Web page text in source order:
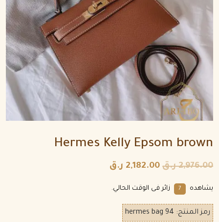
Hermes Kelly Epsom brown
2,976.00 ر.ق 2,182.00 ر.ق
يشاهده 7 زائر فى الوقت الحالي.
رمز المنتج: hermes bag 94